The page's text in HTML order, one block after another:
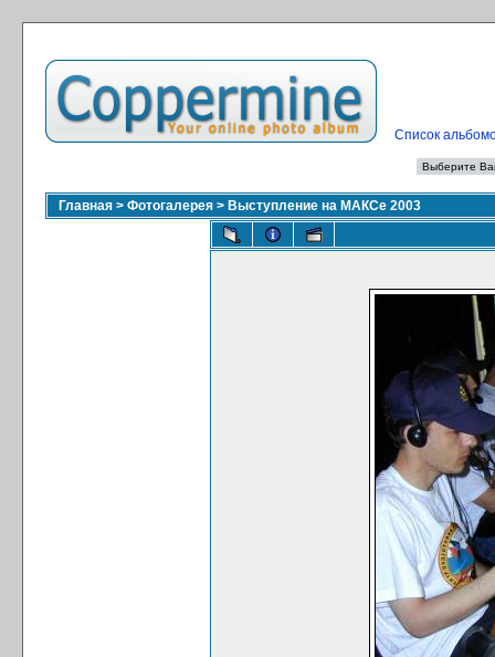
Список
Главная > Фотогалерея > Выступление на МАКСе 2003